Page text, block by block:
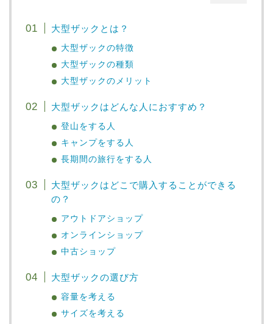
大型ザックとは？
大型ザックの特徴
大型ザックの種類
大型ザックのメリット
大型ザックはどんな人におすすめ？
登山をする人
キャンプをする人
長期間の旅行をする人
大型ザックはどこで購入することができる
の？
アウトドアショップ
オンラインショップ
中古ショップ
大型ザックの選び方
容量を考える
サイズを考える